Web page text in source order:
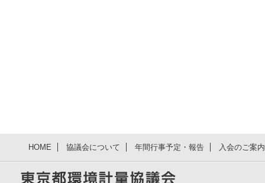
HOME 協議会について 年間行事予定・報告 入会のご案